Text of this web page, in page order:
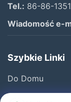
Tel.: 86-86-
Wiadomość e-
Szybkie Linki
Do Domu
Produkty